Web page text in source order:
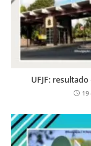
UFJF:
19